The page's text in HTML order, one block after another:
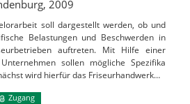
2009
soll dargestellt werden, ob und
Belastungen und Beschwerden in
auftreten. Mit Hilfe einer
sollen mögliche Spezifika
wird hierfür das Friseurhandwerk…
Zugang